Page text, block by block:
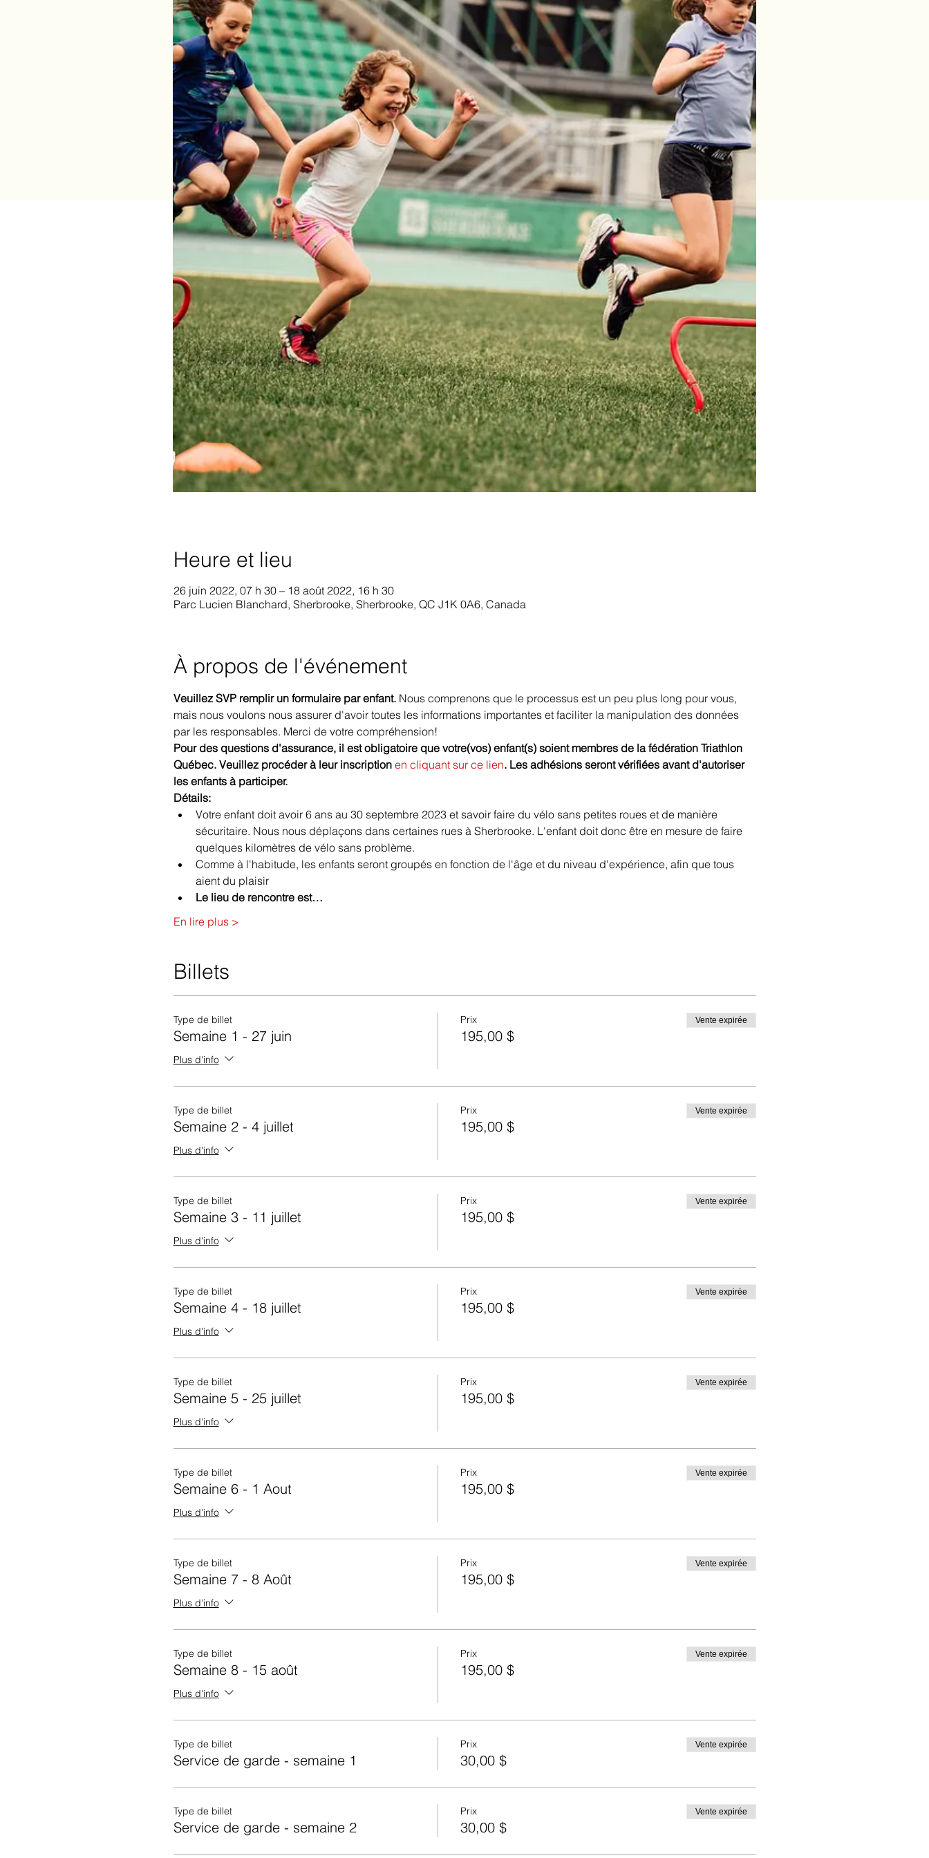
Heure et lieu
26 juin 2022, 07 h 30 – 18 août 2022, 16 h 30
Parc Lucien Blanchard, Sherbrooke, Sherbrooke, QC J1K 0A6, Canada
À propos de l'événement
Veuillez SVP remplir un formulaire par enfant. Nous comprenons que le processus est un peu plus long pour vous,
mais nous voulons nous assurer d'avoir toutes les informations importantes et faciliter la manipulation des données
par les responsables. Merci de votre compréhension!
Pour des questions d'assurance, il est obligatoire que votre(vos) enfant(s) soient membres de la fédération Triathlon
Québec. Veuillez procéder à leur inscription en cliquant sur ce lien. Les adhésions seront vérifiées avant d'autoriser
les enfants à participer.
Détails:
Votre enfant doit avoir 6 ans au 30 septembre 2023 et savoir faire du vélo sans petites roues et de manière
sécuritaire. Nous nous déplaçons dans certaines rues à Sherbrooke. L'enfant doit donc être en mesure de faire
quelques kilomètres de vélo sans problème.
Comme à l'habitude, les enfants seront groupés en fonction de l'âge et du niveau d'expérience, afin que tous
aient du plaisir
Le lieu de rencontre est…
En lire plus >
Billets
Type de billet
Semaine 1 - 27 juin
Plus d'info
Prix
195,00 $
Vente expirée
Type de billet
Semaine 2 - 4 juillet
Plus d'info
Prix
195,00 $
Vente expirée
Type de billet
Semaine 3 - 11 juillet
Plus d'info
Prix
195,00 $
Vente expirée
Type de billet
Semaine 4 - 18 juillet
Plus d'info
Prix
195,00 $
Vente expirée
Type de billet
Semaine 5 - 25 juillet
Plus d'info
Prix
195,00 $
Vente expirée
Type de billet
Semaine 6 - 1 Aout
Plus d'info
Prix
195,00 $
Vente expirée
Type de billet
Semaine 7 - 8 Août
Plus d'info
Prix
195,00 $
Vente expirée
Type de billet
Semaine 8 - 15 août
Plus d'info
Prix
195,00 $
Vente expirée
Type de billet
Service de garde - semaine 1
Prix
30,00 $
Vente expirée
Type de billet
Service de garde - semaine 2
Prix
30,00 $
Vente expirée